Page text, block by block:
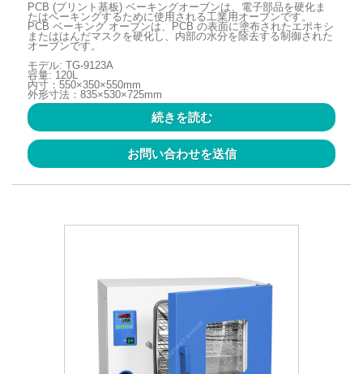
PCB (プリント基板) ベーキングオーブンは、電子部品を硬化ま
たはベーキングするために使用される工業用オーブンです。
PCB ベーキング オーブンは、PCB の表面に塗布されたエポキシ
またははんだマスクを硬化し、内部の水分を除去する制御された
オーブンです。
モデル: TG-9123A
容量: 120L
内寸：550×350×550mm
外形寸法：835×530×725mm
続きを読む
お問い合わせを送信